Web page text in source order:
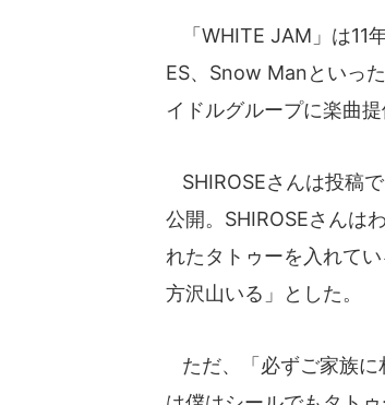
「WHITE JAM」は11
ES、Snow Manといっ
イドルグループに楽曲提
SHIROSEさんは投稿
公開。SHIROSEさんは
れたタトゥーを入れて
方沢山いる」とした。
ただ、「必ずご家族に